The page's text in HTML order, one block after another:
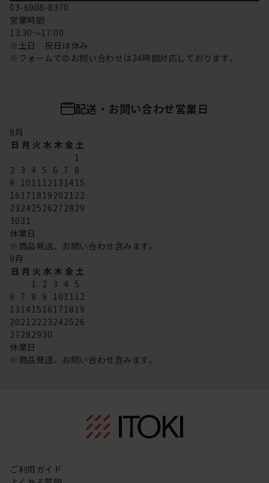
03-6908-8370
営業時間
13:30～17:00
※土日 祝日は休み
※フォームでのお問い合わせは24時間対応しております。
配送・お問い合わせ営業日
8 月
日 月 火 水 木 金 土
1
2 3 4 5 6 7 8
9
10 11 12 13 14 15
16 17 18 192021 22
23242526272829
3031
休業日
※商品発送、お問い合わせ含みます。
9 月
日 月 火 水 木 金 土
1
2 3 4 5
6 7 8 9 10 11 12
13 14 15 16 17 18 19
2021 2223242526
27282930
休業日
※商品発送、お問い合わせ含みます。
ご利用ガイド